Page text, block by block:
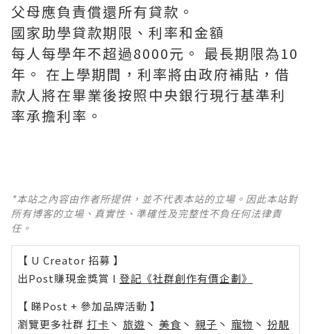
父母應負責償還所有貸款。
國家助學貸款期限、利率和金額
每人每學年不超過8000元。 最長期限為10
年。 在上學期間，利率將由政府補貼，借
款人將在畢業後按照中央銀行現行基準利
率承擔利率。
*本站之內容由作者所提供，並不代表本站的立場。因此本站對
所有博客的立場、真實性、準確性及完整性不負任何法律責
任。
【 U Creator 招募 】
出Post賺現金獎賞 l 登記《社群創作有價企劃》
【 睇Post + 參加品牌活動 】
瀏覽更多社群 打卡 丶 旅遊 丶 美食 丶 親子 丶 寵物 丶 扮靚